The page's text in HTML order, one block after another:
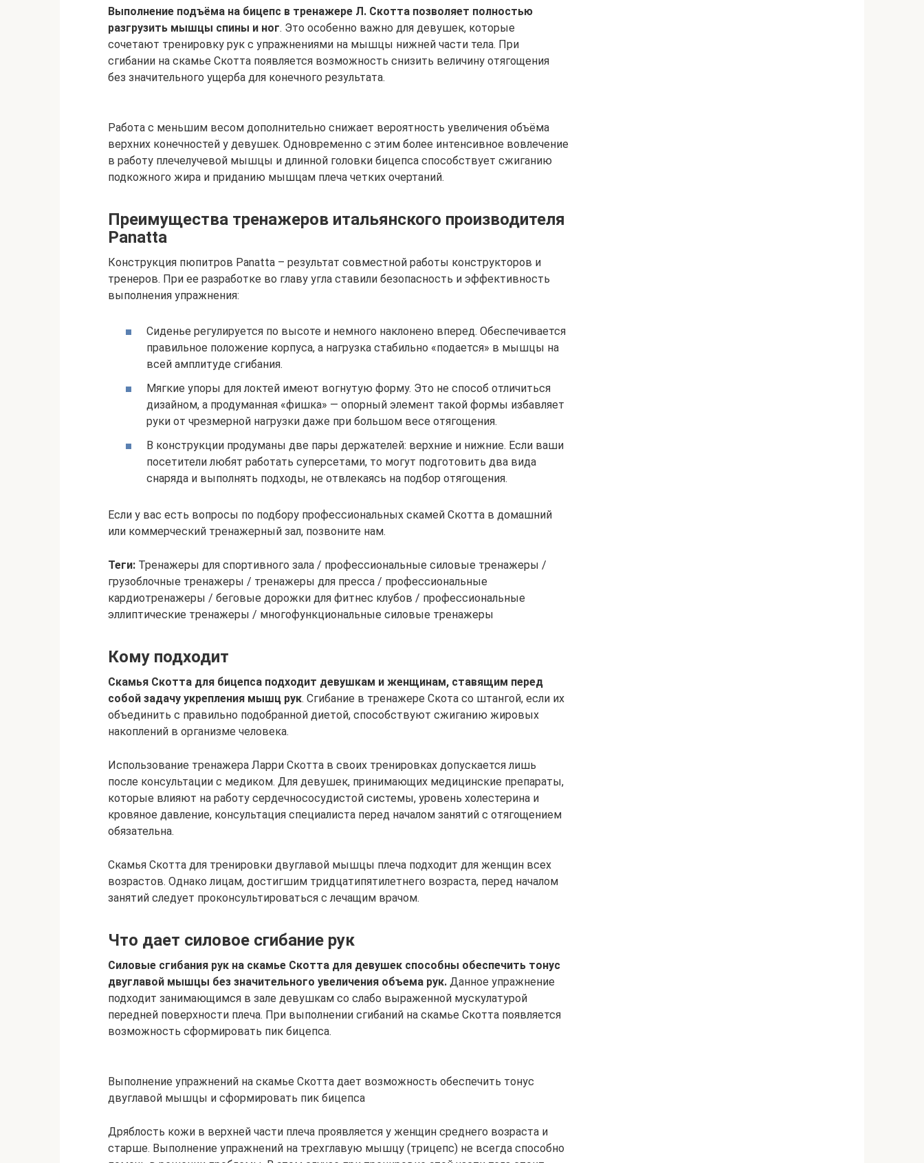
Выполнение подъёма на бицепс в тренажере Л. Скотта позволяет полностью
разгрузить мышцы спины и ног. Это особенно важно для девушек, которые
сочетают тренировку рук с упражнениями на мышцы нижней части тела. При
сгибании на скамье Скотта появляется возможность снизить величину отягощения
без значительного ущерба для конечного результата.
Работа с меньшим весом дополнительно снижает вероятность увеличения объёма
верхних конечностей у девушек. Одновременно с этим более интенсивное вовлечение
в работу плечелучевой мышцы и длинной головки бицепса способствует сжиганию
подкожного жира и приданию мышцам плеча четких очертаний.
Преимущества тренажеров итальянского производителя
Panatta
Конструкция пюпитров Panatta – результат совместной работы конструкторов и
тренеров. При ее разработке во главу угла ставили безопасность и эффективность
выполнения упражнения:
Сиденье регулируется по высоте и немного наклонено вперед. Обеспечивается
правильное положение корпуса, а нагрузка стабильно «подается» в мышцы на
всей амплитуде сгибания.
Мягкие упоры для локтей имеют вогнутую форму. Это не способ отличиться
дизайном, а продуманная «фишка» — опорный элемент такой формы избавляет
руки от чрезмерной нагрузки даже при большом весе отягощения.
В конструкции продуманы две пары держателей: верхние и нижние. Если ваши
посетители любят работать суперсетами, то могут подготовить два вида
снаряда и выполнять подходы, не отвлекаясь на подбор отягощения.
Если у вас есть вопросы по подбору профессиональных скамей Скотта в домашний
или коммерческий тренажерный зал, позвоните нам.
Теги: Тренажеры для спортивного зала / профессиональные силовые тренажеры /
грузоблочные тренажеры / тренажеры для пресса / профессиональные
кардиотренажеры / беговые дорожки для фитнес клубов / профессиональные
эллиптические тренажеры / многофункциональные силовые тренажеры
Кому подходит
Скамья Скотта для бицепса подходит девушкам и женщинам, ставящим перед
собой задачу укрепления мышц рук. Сгибание в тренажере Скота со штангой, если их
объединить с правильно подобранной диетой, способствуют сжиганию жировых
накоплений в организме человека.
Использование тренажера Ларри Скотта в своих тренировках допускается лишь
после консультации с медиком. Для девушек, принимающих медицинские препараты,
которые влияют на работу сердечнососудистой системы, уровень холестерина и
кровяное давление, консультация специалиста перед началом занятий с отягощением
обязательна.
Скамья Скотта для тренировки двуглавой мышцы плеча подходит для женщин всех
возрастов. Однако лицам, достигшим тридцатипятилетнего возраста, перед началом
занятий следует проконсультироваться с лечащим врачом.
Что дает силовое сгибание рук
Силовые сгибания рук на скамье Скотта для девушек способны обеспечить тонус
двуглавой мышцы без значительного увеличения объема рук. Данное упражнение
подходит занимающимся в зале девушкам со слабо выраженной мускулатурой
передней поверхности плеча. При выполнении сгибаний на скамье Скотта появляется
возможность сформировать пик бицепса.
Выполнение упражнений на скамье Скотта дает возможность обеспечить тонус
двуглавой мышцы и сформировать пик бицепса
Дряблость кожи в верхней части плеча проявляется у женщин среднего возраста и
старше. Выполнение упражнений на трехглавую мышцу (трицепс) не всегда способно